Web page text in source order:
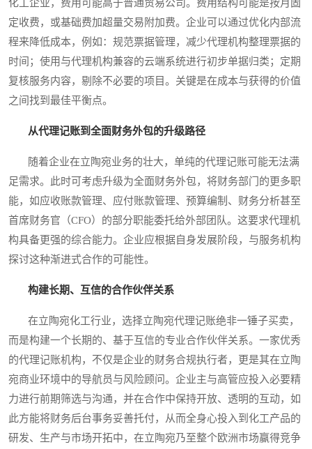
化工企业，费用可能高于普通贸易公司。费用结构可能是按月固
定收费，或基础费加超量交易附加费。企业可以通过优化内部流
程来降低成本，例如：规范票据管理，减少代理机构整理票据的
时间；使用与代理机构兼容的云端系统进行初步单据归类；定期
复核服务内容，剔除不必要的项目。关键是在成本与获得的价值
之间找到最佳平衡点。
从代理记账到全面财务外包的升级路径
随着企业在立陶宛业务的壮大，单纯的代理记账可能无法满
足需求。此时可考虑升级为全面财务外包，将财务部门的更多职
能，如应收账款管理、应付账款管理、预算编制、财务分析甚至
首席财务官（CFO）的部分职能委托给外部团队。这要求代理机
构具备更强的综合能力。企业应根据自身发展阶段，与服务机构
探讨这种渐进式合作的可能性。
构建长期、互信的合作伙伴关系
在立陶宛化工行业，选择立陶宛代理记账绝非一锤子买卖，
而是构建一个长期的、基于互信的专业合作伙伴关系。一家优秀
的代理记账机构，不仅是企业的财务合规执行者，更是其在立陶
宛商业环境中的导航员与风险顾问。企业主与高管应投入必要精
力进行前期筛选与沟通，并在合作中保持开放、透明的互动，如
此方能将财务后台事务妥善托付，从而全身心投入到化工产品的
研发、生产与市场开拓中，在立陶宛乃至整个欧洲市场赢得竞争